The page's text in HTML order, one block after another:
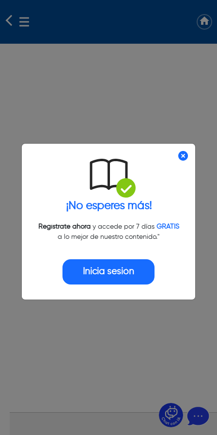
¡No esperes más!
Regístrate ahoray accede por 7 días GRATIS
a lo mejor de nuestro contenido."
Inicia sesión